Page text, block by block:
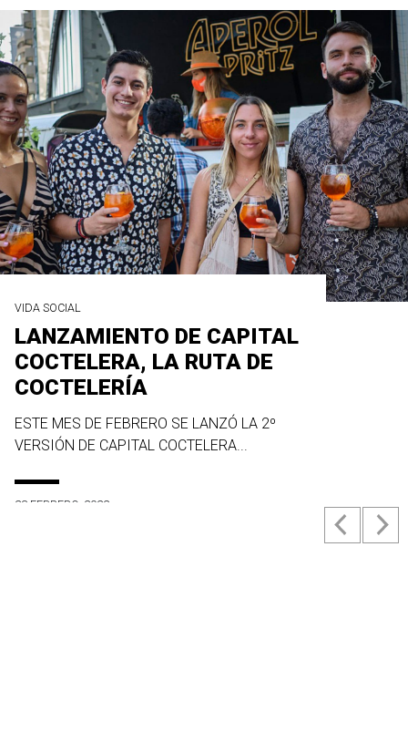
VIDA SOCIAL
LANZAMIENTO DE CAPITAL
COCTELERA, LA RUTA DE
COCTELERÍA
ESTE MES DE FEBRERO SE LANZÓ LA 2º
VERSIÓN DE CAPITAL COCTELERA...
23 FEBRERO, 2022